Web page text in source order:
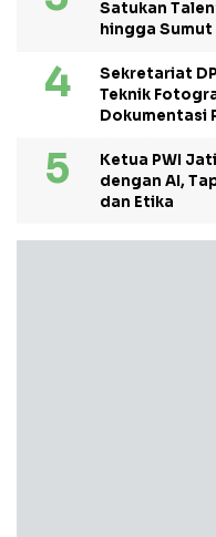
Satukan
hingga Sumut
Sekretariat
Teknik
Dokumentasi
Ketua PWI
dengan AI,
dan Etika